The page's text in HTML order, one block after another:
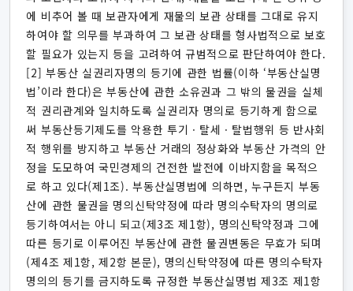
에 비추어 볼 때 보관자에게 재물의 보관 상태를 그대로 유지
하여야 할 의무를 부과하여 그 보관 상태를 형사법적으로 보호
할 필요가 있는지 등을 고려하여 규범적으로 판단하여야 한다.
[2] 부동산 실권리자명의 등기에 관한 법률(이하 ‘부동산실명
법’이라 한다)은 부동산에 관한 소유권과 그 밖의 물권을 실체
적 권리관계와 일치하도록 실권리자 명의로 등기하게 함으로
써 부동산등기제도를 악용한 투기ㆍ탈세ㆍ탈법행위 등 반사회
적 행위를 방지하고 부동산 거래의 정상화와 부동산 가격의 안
정을 도모하여 국민경제의 건전한 발전에 이바지함을 목적으
로 하고 있다(제1조). 부동산실명법에 의하면, 누구든지 부동
산에 관한 물권을 명의신탁약정에 따라 명의수탁자의 명의로
등기하여서는 아니 되고(제3조 제1항), 명의신탁약정과 그에
따른 등기로 이루어진 부동산에 관한 물권변동은 무효가 되며
(제4조 제1항, 제2항 본문), 명의신탁약정에 따른 명의수탁자
명의의 등기를 금지하도록 규정한 부동산실명법 제3조 제1항